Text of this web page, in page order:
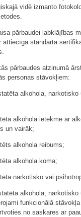
vidē izmanto
pārbaudei labklājības
attiecīgā standarta
pārbaudes atzinumā
personas stāvokļiem:
alkohola, narkotisko
alkohola ietekme ar
un vairāk;
alkohola reibums;
alkohola koma;
narkotisko vai
alkohola, narkotisko
funkcionālā
no saskares ar